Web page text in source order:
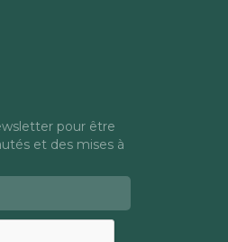
pour être
et des mises à